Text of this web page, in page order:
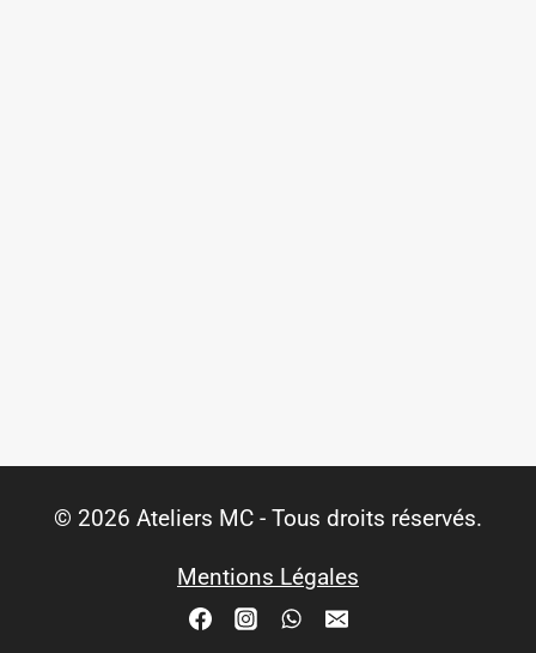
© 2026 Ateliers MC - Tous droits réservés.
Mentions Légales